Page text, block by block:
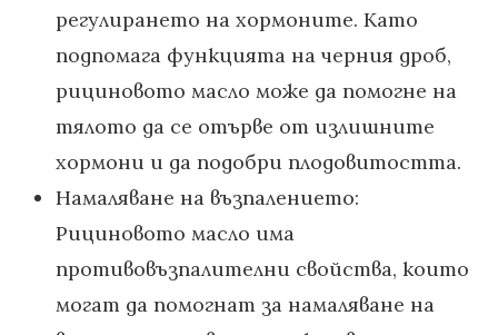
регулирането на хормоните. Като
подпомага функцията на черния дроб,
рициновото масло може да помогне на
тялото да се отърве от излишните
хормони и да подобри плодовитостта.
Намаляване на възпалението:
Рициновото масло има
противовъзпалителни свойства, които
могат да помогнат за намаляване на